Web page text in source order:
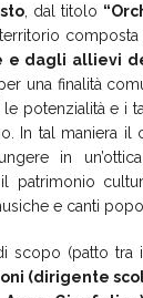
, dal titolo
composta
e dagli allievi
una finalità
potenzialità e i
In tal maniera
in
patrimonio
e canti
scopo (patto
(dirigente